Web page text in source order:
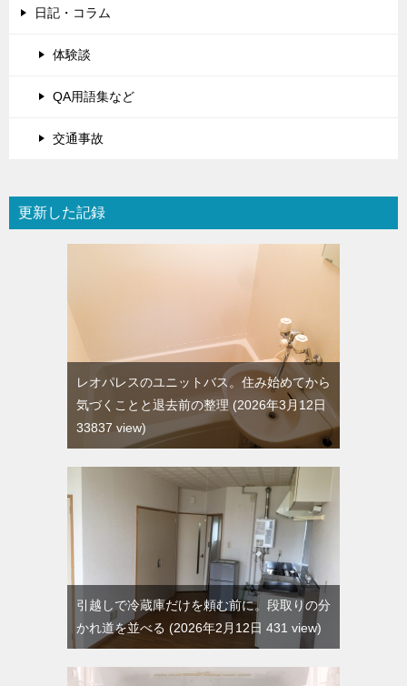
日記・コラム
体験談
QA用語集など
交通事故
更新した記録
レオパレスのユニットバス。住み始めてから
気づくことと退去前の整理
2026年3月12日
33837 view
引越しで冷蔵庫だけを頼む前に。段取りの分
かれ道を並べる
2026年2月12日 431 view